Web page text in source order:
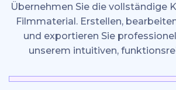
Übernehmen Sie die vollständige
Filmmaterial. Erstellen,
und exportieren Sie
unserem intuitiven,